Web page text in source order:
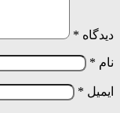
دیدگاه *
نام *
ایمیل *